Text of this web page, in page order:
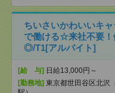
ちいさいかわいいキ
で働ける☆来社不要！
◎/T1[アルバイト]
[給 与] 日給13,000円～
[勤務地] 東京都世田谷区北沢